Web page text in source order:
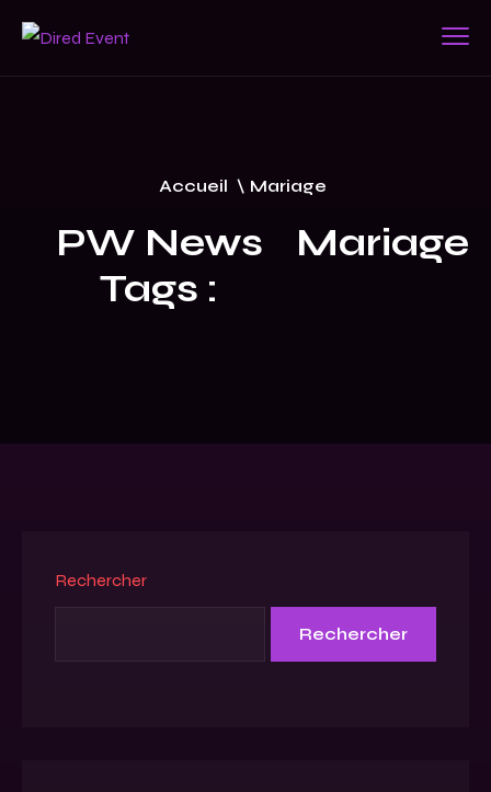
Accueil \ Mariage
PW News
Tags :
Mariage
Rechercher
Rechercher